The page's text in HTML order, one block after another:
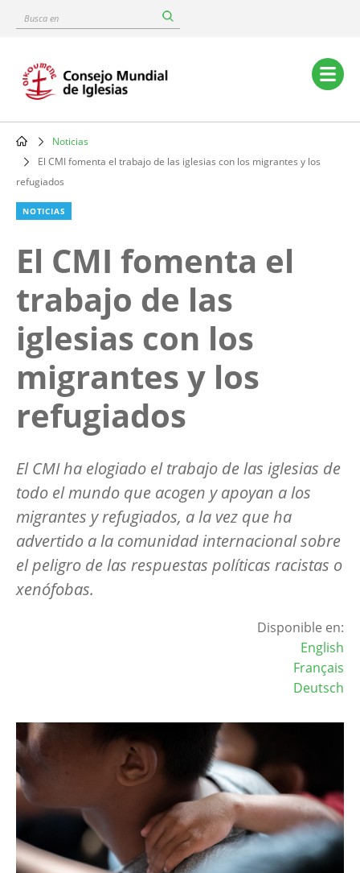
content
Busca
Main
navigation
Breadcrumb
Noticias
El CMI fomenta el trabajo de las iglesias con los migrantes y los
refugiados
NOTICIAS
El CMI fomenta el
trabajo de las
iglesias con los
migrantes y los
refugiados
El CMI ha elogiado el trabajo de las iglesias de
todo el mundo que acogen y apoyan a los
migrantes y refugiados, a la vez que ha
advertido a la comunidad internacional sobre
el peligro de las respuestas políticas racistas o
xenófobas.
Disponible en:
English
Français
Deutsch
Image